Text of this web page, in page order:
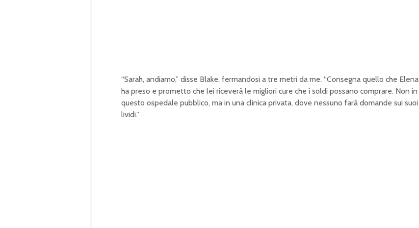
“Sarah, andiamo,” disse Blake, fermandosi a tre metri da me. “Consegna quello che Elena
ha preso e prometto che lei riceverà le migliori cure che i soldi possano comprare. Non in
questo ospedale pubblico, ma in una clinica privata, dove nessuno farà domande sui suoi
lividi.”